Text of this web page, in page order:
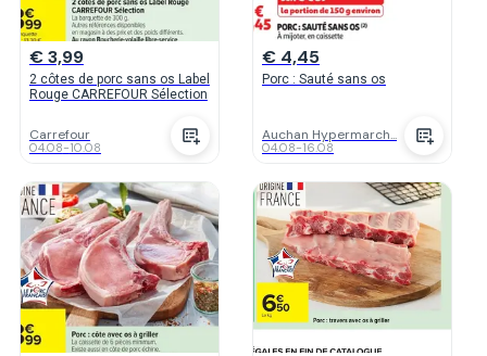
€ 3,99
2 côtes de porc sans os Label
Rouge CARREFOUR Sélection
Carrefour
04.08-10.08
€ 4,45
Porc : Sauté sans os
Auchan Hypermarch...
04.08-16.08